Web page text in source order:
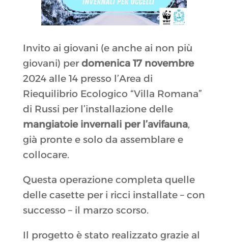
Invito ai giovani (e anche ai non più
giovani) perdomenica 17 novembre
2024 alle 14 presso l’Area di
Riequilibrio Ecologico “Villa Romana”
di Russi per l’installazione delle
mangiatoie invernali per l’avifauna,
già pronte e solo da assemblare e
collocare.
Questa operazione completa quelle
delle casette per i ricci installate – con
successo – il marzo scorso.
Il progetto è stato realizzato grazie al